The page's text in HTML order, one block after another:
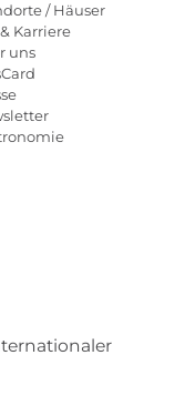
/ Häuser
Karriere
uns